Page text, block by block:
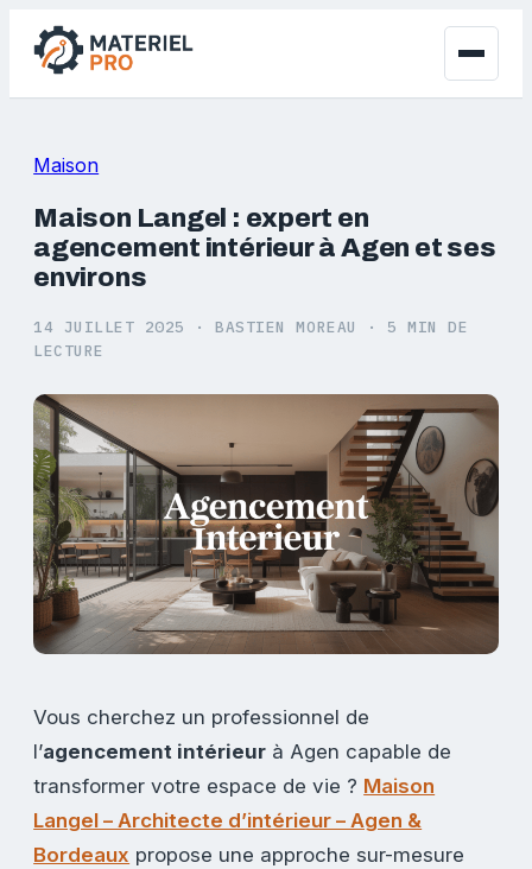
Maison
Maison Langel : expert en
agencement intérieur à Agen et ses
environs
14 JUILLET 2025 · BASTIEN MOREAU ·
5 MIN DE
LECTURE
Vous cherchez un professionnel de
l’agencement intérieur à Agen capable de
transformer votre espace de vie ? Maison
Langel – Architecte d’intérieur – Agen &
Bordeaux propose une approche sur-mesure